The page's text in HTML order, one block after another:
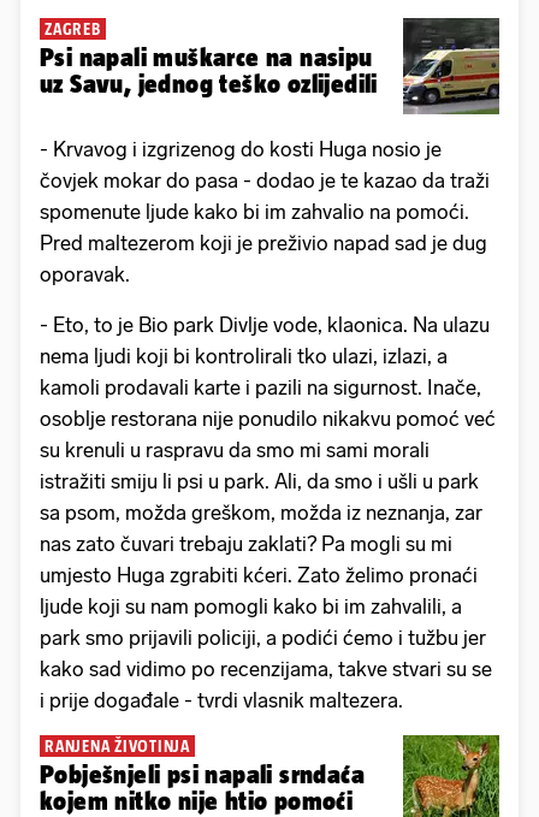
ZAGREB
Psi napali muškarce na nasipu
uz Savu, jednog teško ozlijedili
- Krvavog i izgrizenog do kosti Huga nosio je
čovjek mokar do pasa - dodao je te kazao da traži
spomenute ljude kako bi im zahvalio na pomoći.
Pred maltezerom koji je preživio napad sad je dug
oporavak.
- Eto, to je Bio park Divlje vode, klaonica. Na ulazu
nema ljudi koji bi kontrolirali tko ulazi, izlazi, a
kamoli prodavali karte i pazili na sigurnost. Inače,
osoblje restorana nije ponudilo nikakvu pomoć već
su krenuli u raspravu da smo mi sami morali
istražiti smiju li psi u park. Ali, da smo i ušli u park
sa psom, možda greškom, možda iz neznanja, zar
nas zato čuvari trebaju zaklati? Pa mogli su mi
umjesto Huga zgrabiti kćeri. Zato želimo pronaći
ljude koji su nam pomogli kako bi im zahvalili, a
park smo prijavili policiji, a podići ćemo i tužbu jer
kako sad vidimo po recenzijama, takve stvari su se
i prije događale - tvrdi vlasnik maltezera.
RANJENA ŽIVOTINJA
Pobješnjeli psi napali srndaća
kojem nitko nije htio pomoći